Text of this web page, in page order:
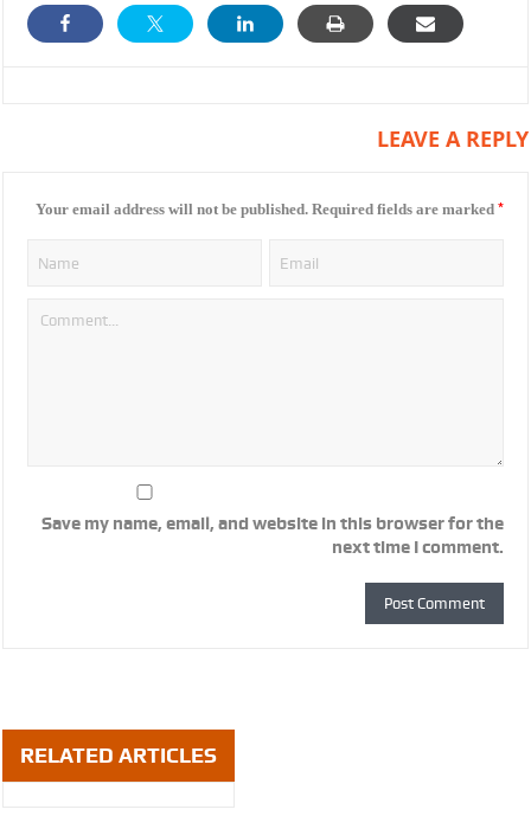
الملك يلتقي مجموعة من رفاق السلاح
LEAVE A REPLY
Your email address will not be published. Required fields are marked *
Save my name, email, and website in this browser for the
next time I comment.
RELATED ARTICLES